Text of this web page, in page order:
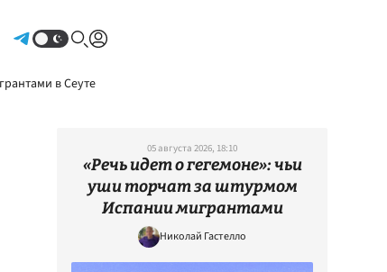
в Сеуте
05 августа 2026, 18:10
«Речь идет о гегемоне»: чьи
уши торчат за штурмом
Испании мигрантами
Николай Гастелло